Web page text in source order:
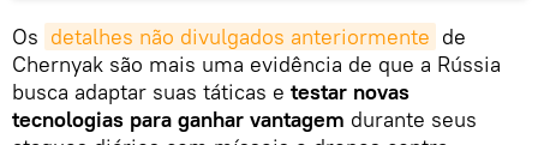
Os detalhes não divulgados anteriormente de
Chernyak são mais uma evidência de que a Rússia
busca adaptar suas táticas e testar novas
tecnologias para ganhar vantagem durante seus